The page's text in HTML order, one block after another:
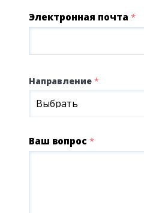
Электронная почта *
Направление *
Выбрать
Ваш вопрос *